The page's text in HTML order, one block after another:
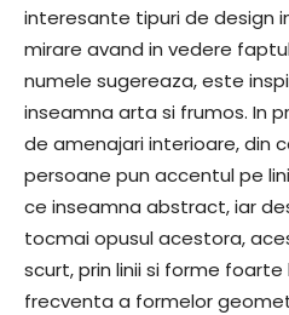
interesante tipuri de design
mirare avand in vedere
numele sugereaza, este
inseamna arta si frumos. In
de amenajari interioare, din
persoane pun accentul pe
ce inseamna abstract, iar
tocmai opusul acestora,
scurt, prin linii si forme
frecventa a formelor